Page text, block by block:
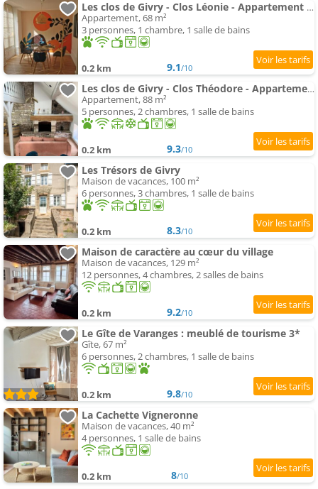
Les clos de Givry - Clos Léonie - Appartement 68m2 spacieux, lumineux et avec sauna
Appartement, 68 m²
3 personnes, 1 chambre, 1 salle de bains
0.2 km 9.1/10
Les clos de Givry - Clos Théodore - Appartement 88m2 climatisé avec sauna et petite terrasse
Appartement, 88 m²
5 personnes, 2 chambres, 1 salle de bains
0.2 km 9.3/10
Les Trésors de Givry
Maison de vacances, 100 m²
6 personnes, 3 chambres, 1 salle de bains
0.2 km 8.3/10
Maison de caractère au cœur du village
Maison de vacances, 129 m²
12 personnes, 4 chambres, 2 salles de bains
0.2 km 9.2/10
Le Gîte de Varanges : meublé de tourisme 3*
Gîte, 67 m²
6 personnes, 2 chambres, 1 salle de bains
0.2 km 9.8/10
La Cachette Vigneronne
Maison de vacances, 40 m²
4 personnes, 1 salle de bains
0.2 km 8/10